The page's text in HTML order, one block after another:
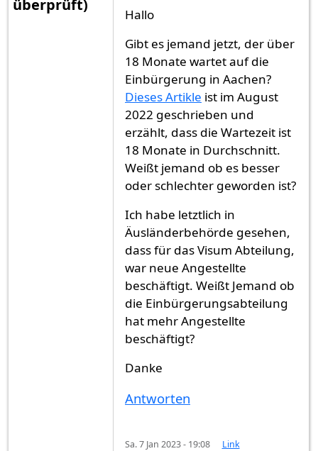
überprüft)
Hallo
Gibt es jemand jetzt, der über
18 Monate wartet auf die
Einbürgerung in Aachen?
Dieses Artikle ist im August
2022 geschrieben und
erzählt, dass die Wartezeit ist
18 Monate in Durchschnitt.
Weißt jemand ob es besser
oder schlechter geworden ist?
Ich habe letztlich in
Äusländerbehörde gesehen,
dass für das Visum Abteilung,
war neue Angestellte
beschäftigt. Weißt Jemand ob
die Einbürgerungsabteilung
hat mehr Angestellte
beschäftigt?
Danke
Antworten
Sa. 7 Jan 2023 - 19:08 Link